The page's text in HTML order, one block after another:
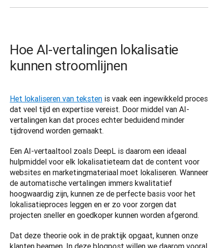
Hoe AI-vertalingen lokalisatie
kunnen stroomlijnen
Het lokaliseren van teksten is vaak een ingewikkeld proces
dat veel tijd en expertise vereist. Door middel van AI-
vertalingen kan dat proces echter beduidend minder
tijdrovend worden gemaakt.
Een AI-vertaaltool zoals DeepL is daarom een ideaal
hulpmiddel voor elk lokalisatieteam dat de content voor
websites en marketingmateriaal moet lokaliseren. Wanneer
de automatische vertalingen immers kwalitatief
hoogwaardig zijn, kunnen ze de perfecte basis voor het
lokalisatieproces leggen en er zo voor zorgen dat
projecten sneller en goedkoper kunnen worden afgerond.
Dat deze theorie ook in de praktijk opgaat, kunnen onze